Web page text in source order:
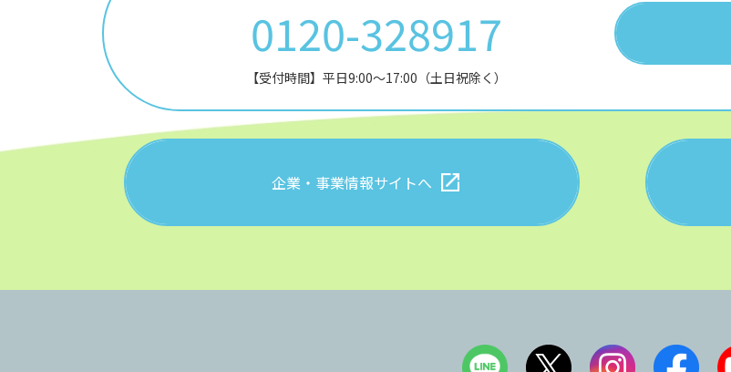
0120-328917
【受付時間】平日9:00～17:00（土日祝除く）
企業・事業情報サイトへ